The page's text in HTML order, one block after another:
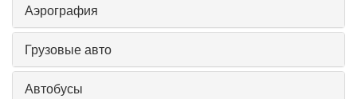
Аэрография
Грузовые авто
Автобусы